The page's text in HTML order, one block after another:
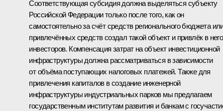
Соответствующая субсидия должна выделяться субъекту
Российской Федерации только после того, как он
самостоятельно за счёт средств регионального бюджета
привлечённых средств создал такой объект и привлёк в него
инвесторов. Компенсация затрат на объект инвестиционной
инфраструктуры должна рассматриваться в зависимости
от объёма поступающих налоговых платежей. Также для
привлечения капиталов в создание инженерной
инфраструктуры индустриальных парков мы предлагаем
государственным институтам развития и банкам с